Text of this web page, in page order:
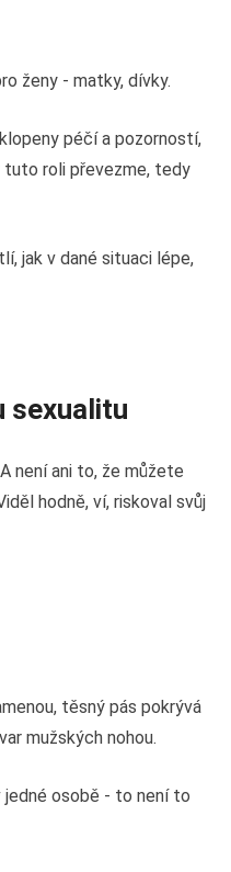
ženy - matky, dívky.
péčí a pozorností,
tuto roli převezme, tedy
jak v dané situaci lépe,
sexualitu
není ani to, že můžete
hodně, ví, riskoval svůj
těsný pás pokrývá
mužských nohou.
jedné osobě - ​​to není to